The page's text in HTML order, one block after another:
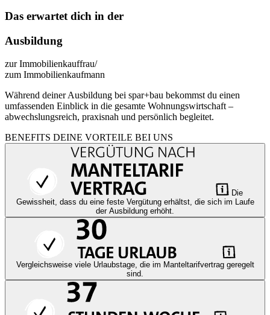
Das erwartet dich in der
Ausbildung
zur Immobilienkauffrau/
zum Immobilienkaufmann
Während deiner Ausbildung bei spar+bau bekommst du einen
umfassenden Einblick in die gesamte Wohnungswirtschaft –
abwechslungsreich, praxisnah und persönlich begleitet.
BENEFITS DEINE VORTEILE BEI UNS
Die
Gewissheit, dass du eine feste Vergütung erhältst, die sich im Laufe
der Ausbildung erhöht.
Vergleichsweise viele Urlaubstage, die im Manteltarifvertrag geregelt
sind.